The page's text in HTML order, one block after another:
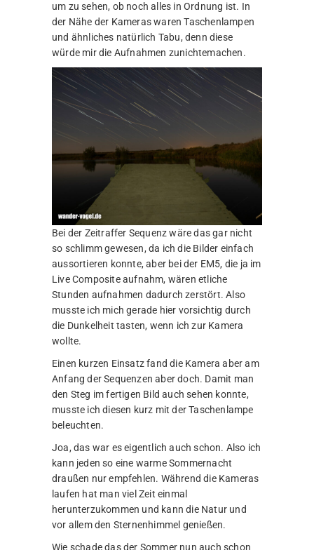
um zu sehen, ob noch alles in Ordnung ist. In
der Nähe der Kameras waren Taschenlampen
und ähnliches natürlich Tabu, denn diese
würde mir die Aufnahmen zunichtemachen.
Bei der Zeitraffer Sequenz wäre das gar nicht
so schlimm gewesen, da ich die Bilder einfach
aussortieren konnte, aber bei der EM5, die ja im
Live Composite aufnahm, wären etliche
Stunden aufnahmen dadurch zerstört. Also
musste ich mich gerade hier vorsichtig durch
die Dunkelheit tasten, wenn ich zur Kamera
wollte.
Einen kurzen Einsatz fand die Kamera aber am
Anfang der Sequenzen aber doch. Damit man
den Steg im fertigen Bild auch sehen konnte,
musste ich diesen kurz mit der Taschenlampe
beleuchten.
Joa, das war es eigentlich auch schon. Also ich
kann jeden so eine warme Sommernacht
draußen nur empfehlen. Während die Kameras
laufen hat man viel Zeit einmal
herunterzukommen und kann die Natur und
vor allem den Sternenhimmel genießen.
Wie schade das der Sommer nun auch schon